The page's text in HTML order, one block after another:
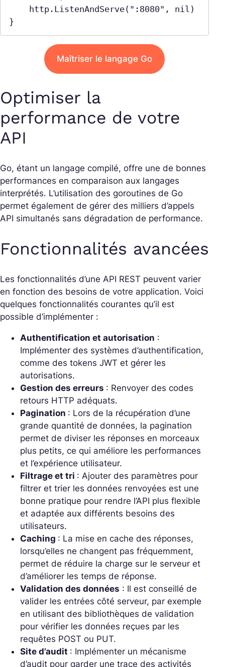
Maîtriser le langage Go
Optimiser la
performance de votre
API
Go, étant un langage compilé, offre une de bonnes
performances en comparaison aux langages
interprétés. L’utilisation des goroutines de Go
permet également de gérer des milliers d’appels
API simultanés sans dégradation de performance.
Fonctionnalités avancées
Les fonctionnalités d’une API REST peuvent varier
en fonction des besoins de votre application. Voici
quelques fonctionnalités courantes qu’il est
possible d’implémenter :
Authentification et autorisation :
Implémenter des systèmes d’authentification,
comme des tokens JWT et gérer les
autorisations.
Gestion des erreurs : Renvoyer des codes
retours HTTP adéquats.
Pagination : Lors de la récupération d’une
grande quantité de données, la pagination
permet de diviser les réponses en morceaux
plus petits, ce qui améliore les performances
et l’expérience utilisateur.
Filtrage et tri : Ajouter des paramètres pour
filtrer et trier les données renvoyées est une
bonne pratique pour rendre l’API plus flexible
et adaptée aux différents besoins des
utilisateurs.
Caching : La mise en cache des réponses,
lorsqu’elles ne changent pas fréquemment,
permet de réduire la charge sur le serveur et
d’améliorer les temps de réponse.
Validation des données : Il est conseillé de
valider les entrées côté serveur, par exemple
en utilisant des bibliothèques de validation
pour vérifier les données reçues par les
requêtes POST ou PUT.
Site d’audit : Implémenter un mécanisme
d’audit pour garder une trace des activités